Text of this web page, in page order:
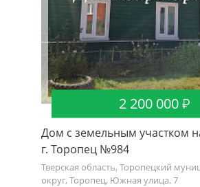
2 200 000
Дом с земельным участком
г. Торопец №984
Тверская область, Торопецкий
округ, Торопец, Южная улица, 7